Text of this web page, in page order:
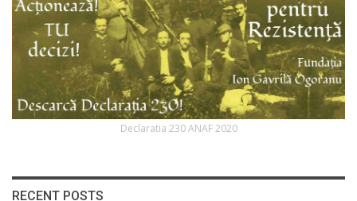
Declaratia 230 ANAF 2020
RECENT POSTS